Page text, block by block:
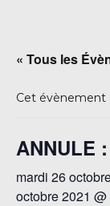
« Tous les
Cet évènement
ANNULE
mardi 26
octobre 2021